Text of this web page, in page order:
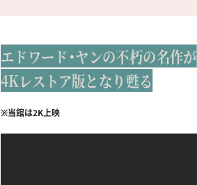
エドワード・ヤンの不朽の名作が
4Kレストア版となり甦る
※当館は2K上映